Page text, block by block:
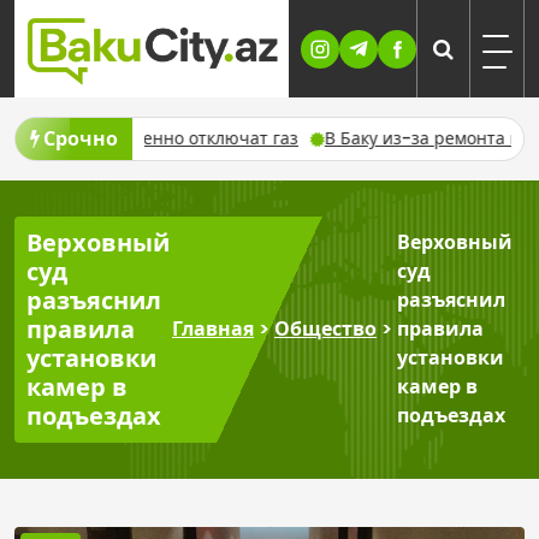
Skip
content
Срочноотключат газ В Баку из-за ремонта временно
Верховный
суд
разъяснил
правила
установки
камер в
подъездах
Главная >Общество >
Верховный
суд
разъяснил
правила
установки
камер в
подъездах